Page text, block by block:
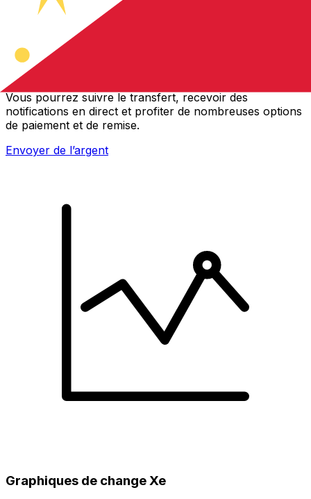
Transferts d'argent internationaux avec Xe
Envoyez de l'argent en ligne de façon sûre et rapide.
Vous pourrez suivre le transfert, recevoir des
notifications en direct et profiter de nombreuses options
de paiement et de remise.
Envoyer de l’argent
Graphiques de change Xe